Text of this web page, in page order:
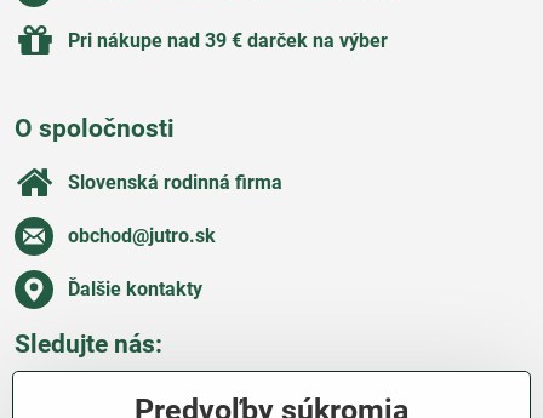
Pri nákupe nad 39 € darček na výber
O spoločnosti
Slovenská rodinná firma
obchod​@jutro​.sk
Ďalšie kontakty
Sledujte nás:
Predvoľby súkromia